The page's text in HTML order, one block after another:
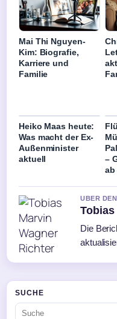
Mai Thi Nguyen-
Kim: Biografie,
Karriere und
Familie
Heiko Maas heute:
Was macht der Ex-
Außenminister
aktuell
–
ab
UBER
Tobias
Die
SUCHE